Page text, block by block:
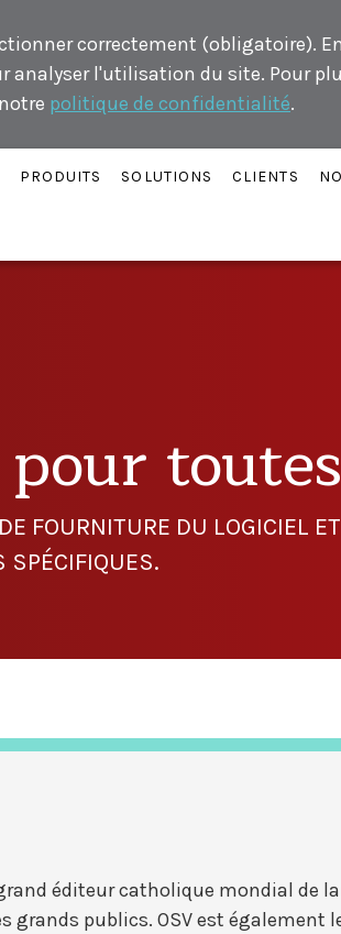
correctement (obligatoire).
analyser l'utilisation du site. Pour
politique de confidentialité.
PRODUITS SOLUTIONS CLIENTS
FOURNITURE DU LOGICIEL
SPÉCIFIQUES.
éditeur catholique mondial de
grands publics. OSV est également